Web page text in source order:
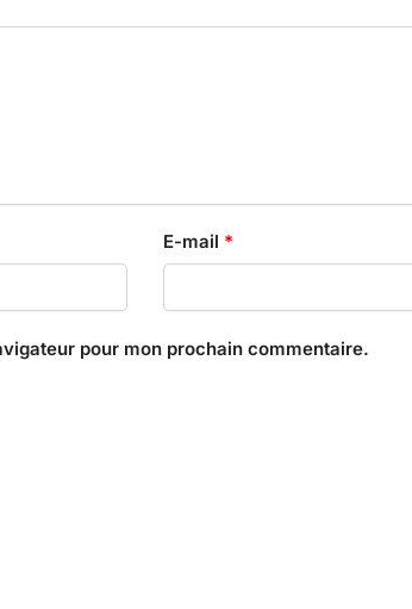
E-mail *
pour mon prochain commentaire.